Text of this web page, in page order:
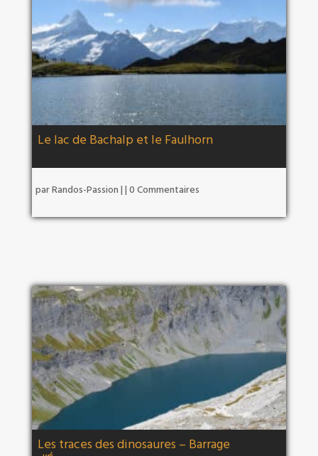
Le lac de Bachalp et le Faulhorn
parRandos-Passion | | 0 Commentaires
Les traces des dinosaures – Barrage